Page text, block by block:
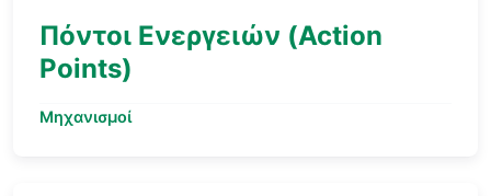
Πόντοι Ενεργειών (Action
Points)
Μηχανισμοί